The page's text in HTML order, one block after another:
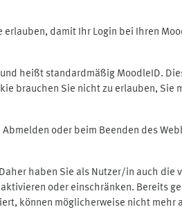
damit Ihr Login bei Ihren
heißt standardmäßig MoodleID.
brauchen Sie nicht zu erlauben, Sie
oder beim Beenden des
haben Sie als Nutzer/in auch die
oder einschränken. Bereits
können möglicherweise nicht